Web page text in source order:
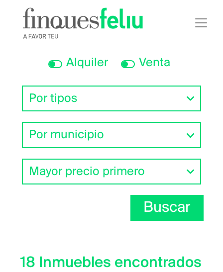
Pasar
al
Alquiler Venta
Buscar
18 Inmuebles encontrados